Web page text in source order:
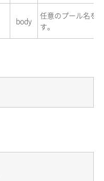
body
任意のプール名を
す。